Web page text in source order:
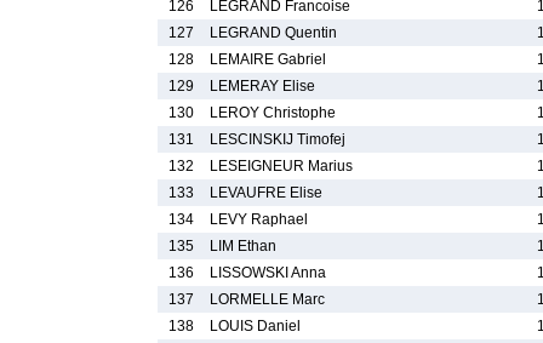
126 LEGRAND Francoise
127
LEGRAND Quentin
128
LEMAIRE Gabriel
129
LEMERAY Elise
130
LEROY Christophe
131
LESCINSKIJ Timofej
132
LESEIGNEUR Marius
133
LEVAUFRE Elise
134
LEVY Raphael
135
LIM Ethan
136
LISSOWSKI Anna
137
LORMELLE Marc
138
LOUIS Daniel